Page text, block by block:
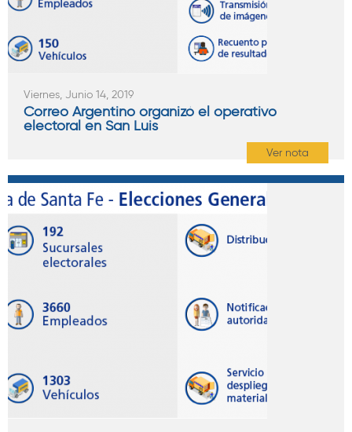
Viernes, Junio 14, 2019
Correo Argentino organizó el operativo
electoral en San Luis
Ver nota